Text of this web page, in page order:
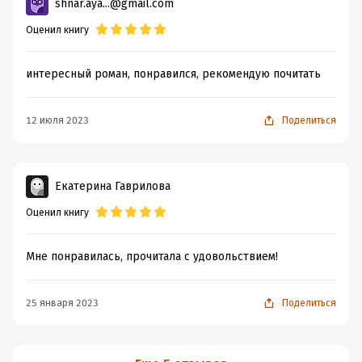
shnar.aya...@gmail.com
Оценил книгу
интересный роман, понравился, рекомендую почитать
12 июля 2023 Поделиться
Екатерина Гаврилова
Оценил книгу
Мне понравилась, прочитала с удовольствием!
25 января 2023 Поделиться